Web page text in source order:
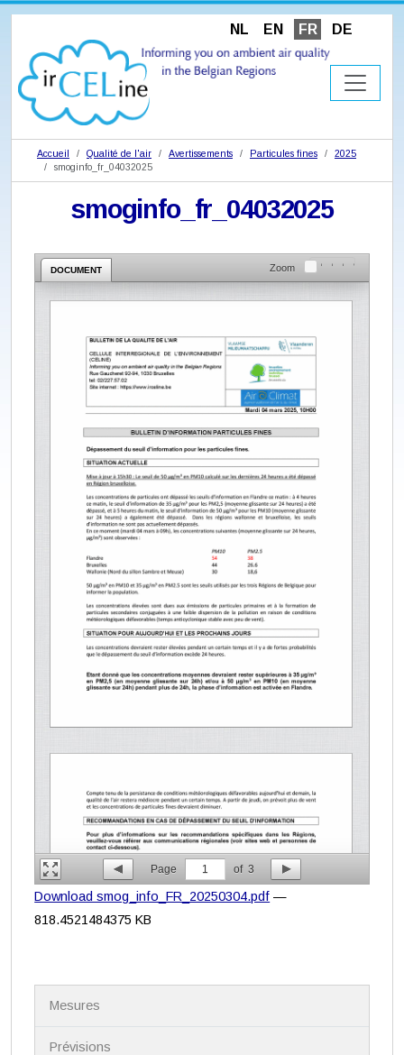
NL EN FR DE
Accueil Qualité de l'air Avertissements Particules fines
2025
smoginfo_fr_04032025
smoginfo_fr_04032025
DOCUMENT Zoom
Page 1 of 3
Download smog_info_FR_20250304.pdf —
818.4521484375 KB
Mesures
Prévisions